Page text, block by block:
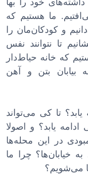
ما هستیم که
و کودکان‌مان را
تا نتوانند نفس
که خانه حیاط‌دار
بیابان بتن و آهن
تا کی می‌تواند
یابد؟ و اصولا
در این محله‌ها
خیابان‌ها؟ چرا ما
می‌شویم؟